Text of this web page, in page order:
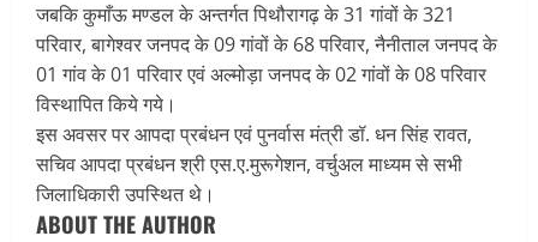
जबकि कुमाँऊ मण्डल के अन्तर्गत पिथौरागढ़ के 31 गांवों के 321
परिवार, बागेश्वर जनपद के 09 गांवों के 68 परिवार, नैनीताल जनपद के
01 गांव के 01 परिवार एवं अल्मोड़ा जनपद के 02 गांवों के 08 परिवार
विस्थापित किये गये।
इस अवसर पर आपदा प्रबंधन एवं पुनर्वास मंत्री डॉ. धन सिंह रावत,
सचिव आपदा प्रबंधन श्री एस.ए.मुरूगेशन, वर्चुअल माध्यम से सभी
जिलाधिकारी उपस्थित थे।
ABOUT THE AUTHOR